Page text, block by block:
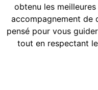
obtenu les
accompagnement de
pensé pour vous
tout en respectant